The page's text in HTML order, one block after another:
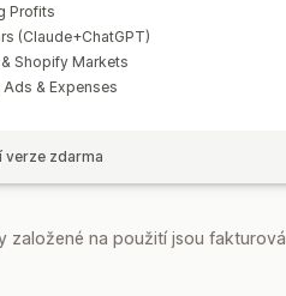
Profits
(Claude+ChatGPT)
Shopify Markets
& Expenses
verze zdarma
na použití jsou